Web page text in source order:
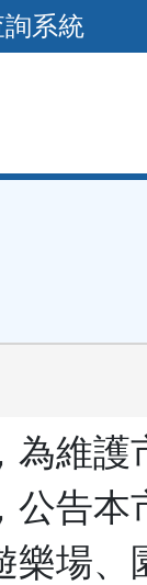
系統
為維護
公告本
樂場、